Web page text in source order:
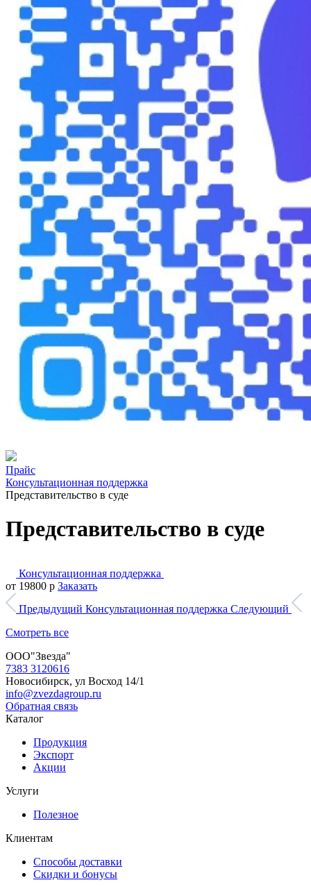
Прайс
Консультационная поддержка
Представительство в суде
Представительство в суде
Консультационная поддержка
от 19800 р Заказать
Предыдущий Консультационная поддержка Следующий
Смотреть все
ООО"Звезда"
7383 3120616
Новосибирск, ул Восход 14/1
info@zvezdagroup.ru
Обратная связь
Каталог
Продукция
Экспорт
Акции
Услуги
Полезное
Клиентам
Способы доставки
Скидки и бонусы